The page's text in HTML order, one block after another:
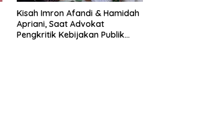
Kisah Imron Afandi & Hamidah
Apriani, Saat Advokat
Pengkritik Kebijakan Publik